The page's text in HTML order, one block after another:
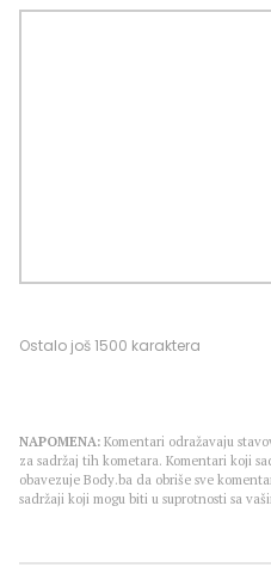
Ostalo još1500 karaktera
NAPOMENA: Komentari odražavaju
za sadržaj tih kometara. Komentari koji
obavezuje Body.ba da obriše sve
sadržaji koji mogu biti u suprotnosti sa